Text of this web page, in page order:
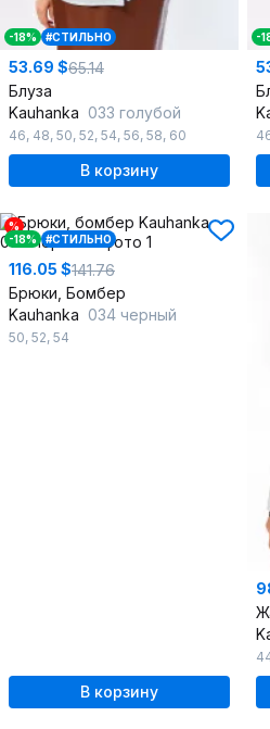
-18% #СТИЛЬНО
53.69 $65.14
Блуза
Kauhanka 033 голубой
46, 48, 50, 52, 54, 56, 58, 60
В корзину
-
%
-18%
#СТИЛЬНО
116.05 $141.76
Брюки, Бомбер
Kauhanka 034 черный
50, 52, 54
В корзину